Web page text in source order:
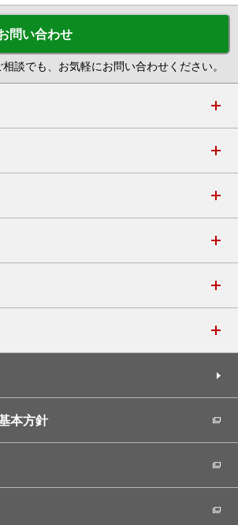
問い合わせ
談でも、お気軽にお問い合わせください。
本方針